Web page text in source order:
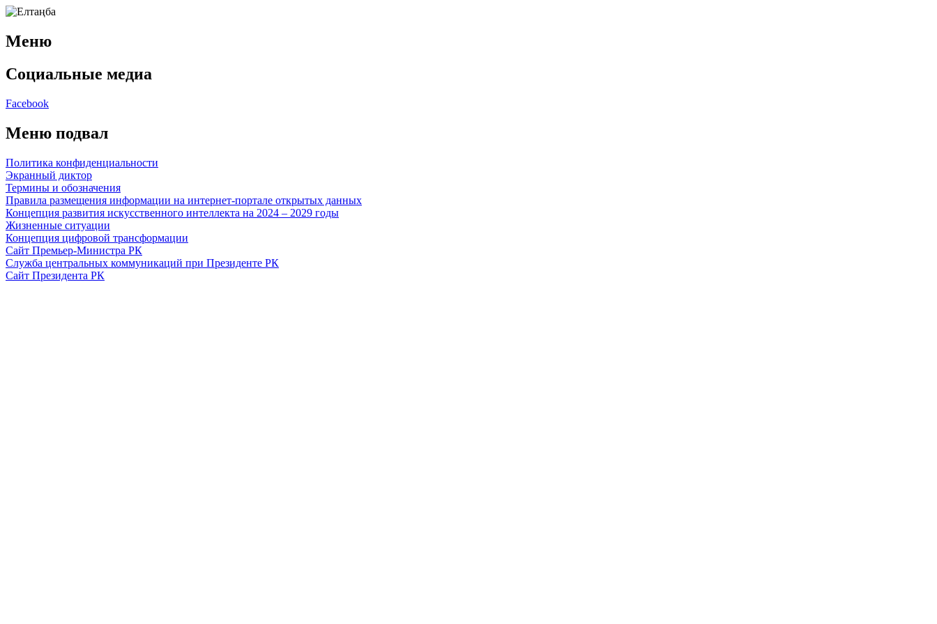
Меню
Социальные медиа
Facebook
Меню подвал
Политика конфиденциальности
Экранный диктор
Термины и обозначения
Правила размещения информации на интернет-портале открытых данных
Концепция развития искусственного интеллекта на 2024 – 2029 годы
Жизненные ситуации
Концепция цифровой трансформации
Сайт Премьер-Министра РК
Служба центральных коммуникаций при Президенте РК
Сайт Президента РК